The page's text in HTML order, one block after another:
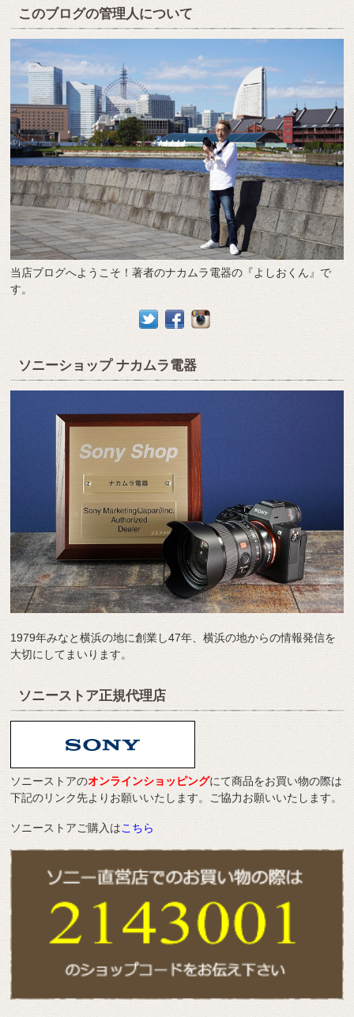
このブログの管理人について
当店ブログへようこそ！著者のナカムラ電器の『よしおくん』で
す。
ソニーショップ ナカムラ電器
1979年みなと横浜の地に創業し47年、横浜の地からの情報発信を
大切にしてまいります。
ソニーストア正規代理店
ソニーストアのオンラインショッピングにて商品をお買い物の際は
下記のリンク先よりお願いいたします。ご協力お願いいたします。
ソニーストアご購入はこちら